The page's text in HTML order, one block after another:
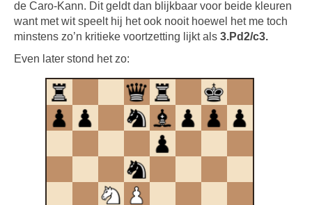
de Caro-Kann. Dit geldt dan blijkbaar voor beide kleuren
want met wit speelt hij het ook nooit hoewel het me toch
minstens zo’n kritieke voortzetting lijkt als 3.Pd2/c3.
Even later stond het zo: